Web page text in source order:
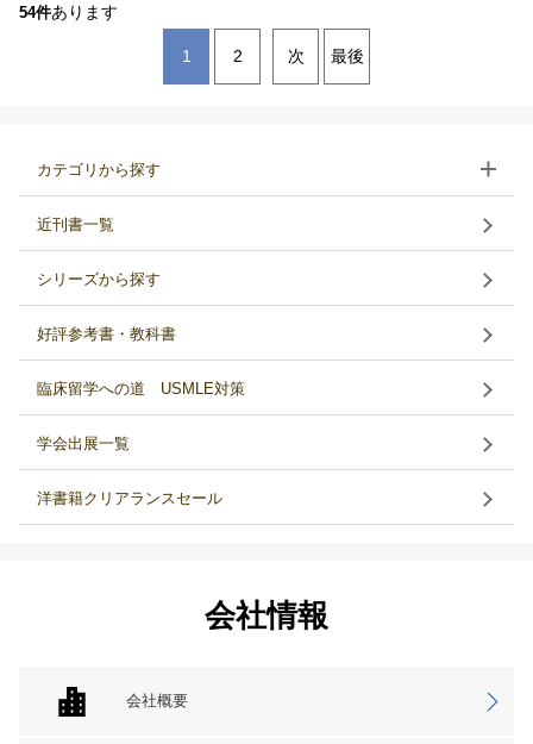
54件あります
1 2 次 最後
カテゴリから探す
近刊書一覧
シリーズから探す
好評参考書・教科書
臨床留学への道 USMLE対策
学会出展一覧
洋書籍クリアランスセール
会社情報
会社概要